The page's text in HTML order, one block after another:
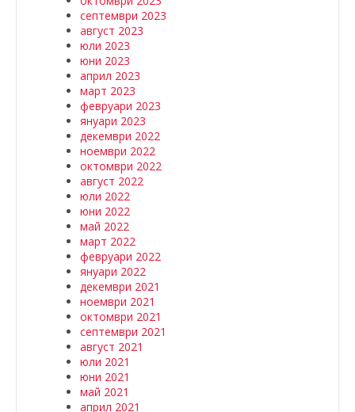
септември 2023
август 2023
юли 2023
юни 2023
април 2023
март 2023
февруари 2023
януари 2023
декември 2022
ноември 2022
октомври 2022
август 2022
юли 2022
юни 2022
май 2022
март 2022
февруари 2022
януари 2022
декември 2021
ноември 2021
октомври 2021
септември 2021
август 2021
юли 2021
юни 2021
май 2021
април 2021